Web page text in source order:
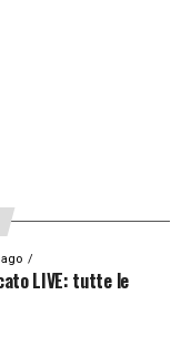
LIVE: tutte le